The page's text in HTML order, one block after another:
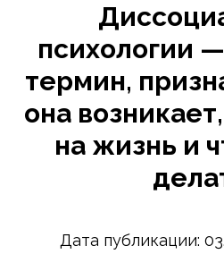
психологии
термин,
она
на жизнь и
Дата публикации: